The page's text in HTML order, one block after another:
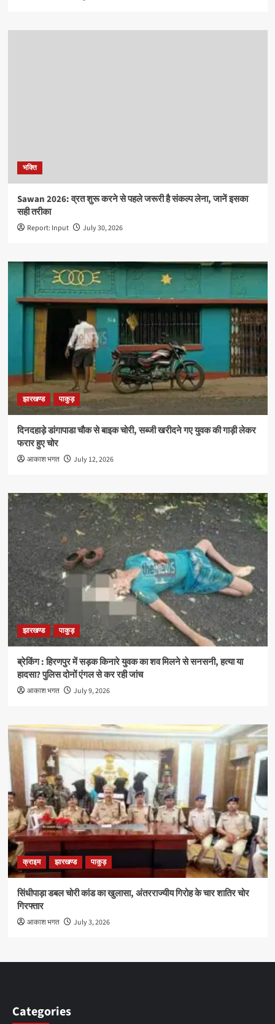
भक्ति
Sawan 2026: व्रत शुरू करने से पहले जरूरी है संकल्प लेना, जानें इसका
सही तरीका
Report: Input July 30, 2026
झारखण्ड पाकुड़
दिनदहाड़े डांगापाडा चौक से बाइक चोरी, सब्जी खरीदने गए युवक की गाड़ी लेकर
फरार हुए चोर
आकाश भगत July 12, 2026
झारखण्ड पाकुड़
ब्रेकिंग : हिरणपुर में सड़क किनारे युवक का शव मिलने से सनसनी, हत्या या
हादसा? पुलिस दोनों एंगल से कर रही जांच
आकाश भगत July 9, 2026
क्राइम झारखण्ड पाकुड़
सिंधीपाड़ा डबल चोरी कांड का खुलासा, अंतरराज्यीय गिरोह के चार शातिर चोर
गिरफ्तार
आकाश भगत July 3, 2026
Categories